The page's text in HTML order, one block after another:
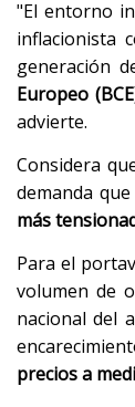
"El entorno
inflacionista
generación
Europeo
advierte.
Considera
demanda
más
Para el
volumen de
nacional del
precios a